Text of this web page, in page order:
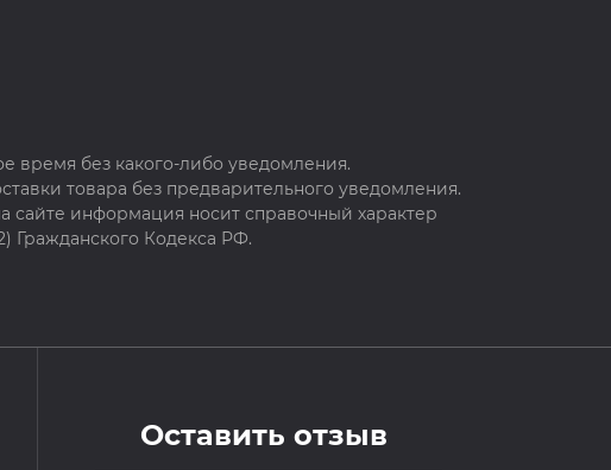
время без какого-либо уведомления.
товара без предварительного уведомления.
сайте информация носит справочный характер
Гражданского Кодекса РФ.
Оставить отзыв